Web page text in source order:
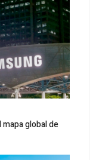
global de